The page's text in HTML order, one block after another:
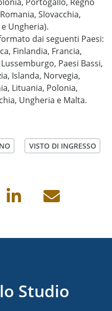
Slovacchia,
Ungheria).
dai seguenti Paesi:
Finlandia, Francia,
Paesi Bassi,
Islanda, Norvegia,
Lituania, Polonia,
Ungheria e Malta.
VISTO DI INGRESSO
Studio